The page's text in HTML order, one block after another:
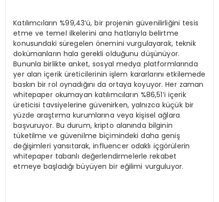
Katılımcıların %99,43’ü, bir projenin güvenilirliğini tesis
etme ve temel ilkelerini ana hatlarıyla belirtme
konusundaki süregelen önemini vurgulayarak, teknik
dokümanların hala gerekli olduğunu düşünüyor.
Bununla birlikte anket, sosyal medya platformlarında
yer alan içerik üreticilerinin işlem kararlarını etkilemede
baskın bir rol oynadığını da ortaya koyuyor. Her zaman
whitepaper okumayan katılımcıların %86,51’i içerik
üreticisi tavsiyelerine güvenirken, yalnızca küçük bir
yüzde araştırma kurumlarına veya kişisel ağlara
başvuruyor. Bu durum, kripto alanında bilginin
tüketilme ve güvenilme biçimindeki daha geniş
değişimleri yansıtarak, influencer odaklı içgörülerin
whitepaper tabanlı değerlendirmelerle rekabet
etmeye başladığı büyüyen bir eğilimi vurguluyor.